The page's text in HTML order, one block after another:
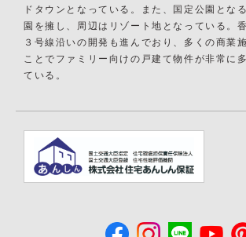
ドタウンとなっている。また、国定公園とな
園を擁し、周辺はリゾート地となっている。
３号線沿いの開発も進んでおり、多くの商業
ことでファミリー向けの戸建て物件が非常に
ている。